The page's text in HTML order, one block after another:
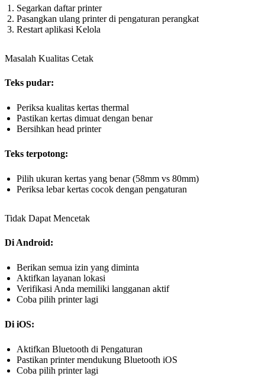
Segarkan daftar printer
Pasangkan ulang printer di pengaturan perangkat
Restart aplikasi Kelola
Masalah Kualitas Cetak
Teks pudar:
Periksa kualitas kertas thermal
Pastikan kertas dimuat dengan benar
Bersihkan head printer
Teks terpotong:
Pilih ukuran kertas yang benar (58mm vs 80mm)
Periksa lebar kertas cocok dengan pengaturan
Tidak Dapat Mencetak
Di Android:
Berikan semua izin yang diminta
Aktifkan layanan lokasi
Verifikasi Anda memiliki langganan aktif
Coba pilih printer lagi
Di iOS:
Aktifkan Bluetooth di Pengaturan
Pastikan printer mendukung Bluetooth iOS
Coba pilih printer lagi